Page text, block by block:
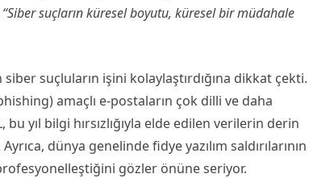
“Siber suçların küresel boyutu, küresel bir müdahale
siber suçluların işini kolaylaştırdığına dikkat çekti.
amaçlı e-postaların çok dilli ve daha
bu yıl bilgi hırsızlığıyla elde edilen verilerin derin
dünya genelinde fidye yazılım saldırılarının
gözler önüne seriyor.